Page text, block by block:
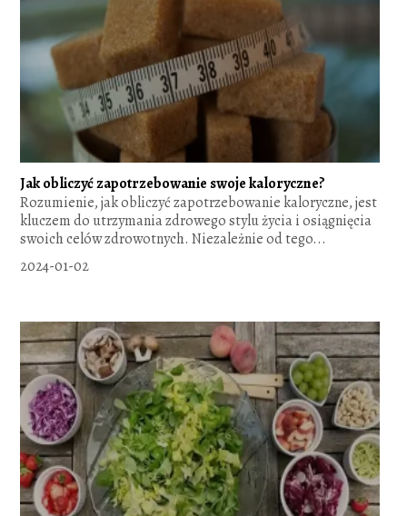
Jak obliczyć zapotrzebowanie swoje kaloryczne?
Rozumienie, jak obliczyć zapotrzebowanie kaloryczne, jest
kluczem do utrzymania zdrowego stylu życia i osiągnięcia
swoich celów zdrowotnych. Niezależnie od tego...
2024-01-02